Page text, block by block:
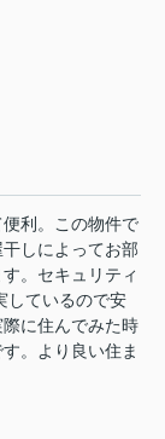
利。この物件で
しによってお部
。セキュリティ
しているので安
に住んでみた時
。より良い住ま